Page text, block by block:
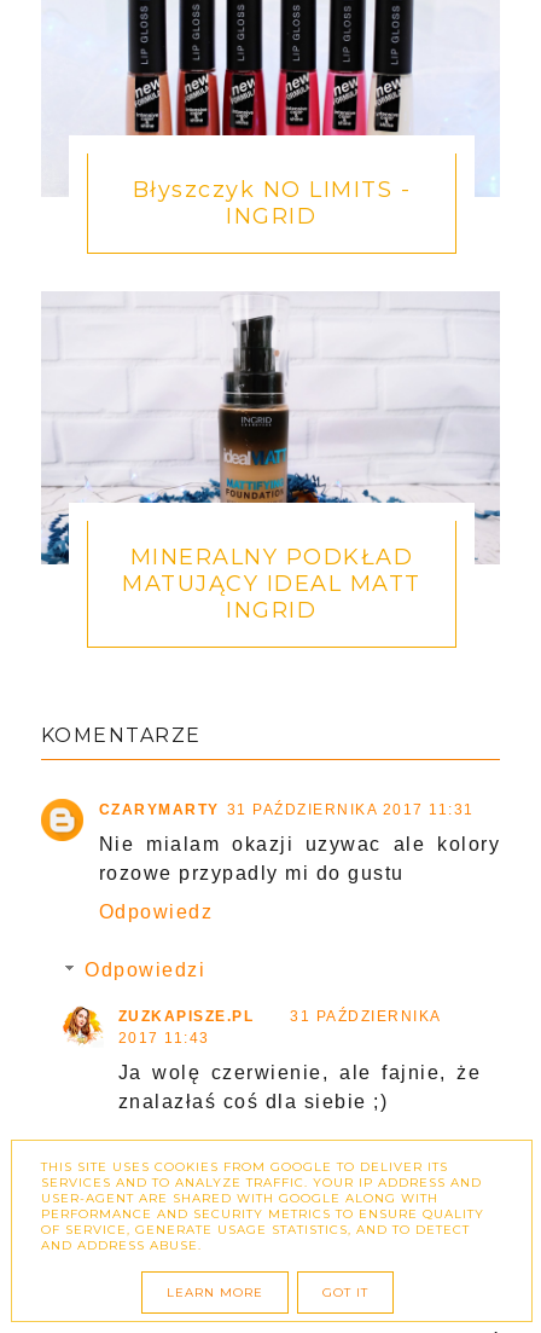
Błyszczyk NO LIMITS -
INGRID
MINERALNY PODKŁAD
MATUJĄCY IDEAL MATT
INGRID
KOMENTARZE
CZARYMARTY 31 PAŹDZIERNIKA 2017 11:31
Nie mialam okazji uzywac ale kolory
rozowe przypadly mi do gustu
Odpowiedz
Odpowiedzi
ZUZKAPISZE.PL
31 PAŹDZIERNIKA
2017 11:43
Ja wolę czerwienie, ale fajnie, że
znalazłaś coś dla siebie ;)
ODPOWIEDZ
EMI 31 PAŹDZIERNIKA 2017 11:39
No i już wiem co kupić. Właśnie
szukałam konturówki do ust i Light
THIS SITE USES COOKIES FROM GOOGLE TO DELIVER ITS
SERVICES AND TO ANALYZE TRAFFIC. YOUR IP ADDRESS AND
USER-AGENT ARE SHARED WITH GOOGLE ALONG WITH
PERFORMANCE AND SECURITY METRICS TO ENSURE QUALITY
OF SERVICE, GENERATE USAGE STATISTICS, AND TO DETECT
AND ADDRESS ABUSE.
LEARN MORE GOT IT